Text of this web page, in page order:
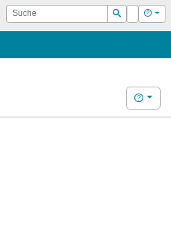
Suche
Suchen
Login Hilfe
Hilfe